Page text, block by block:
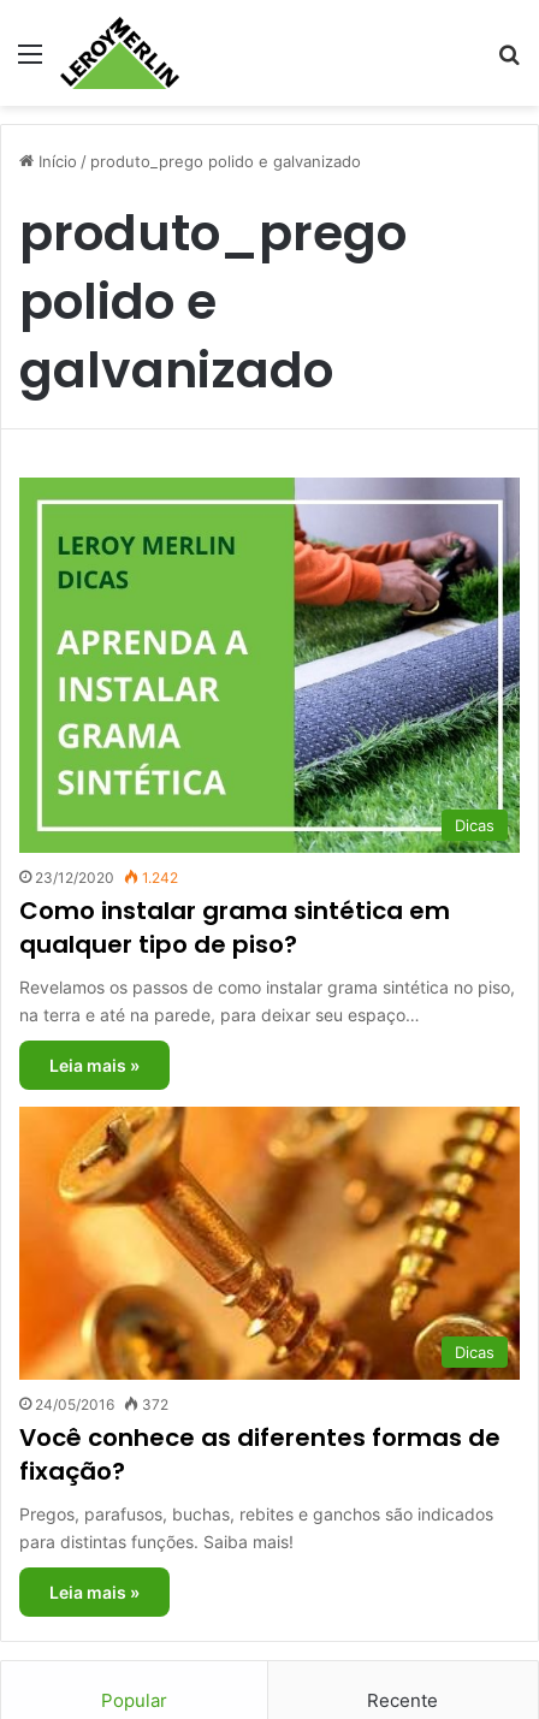
Menu
Início / produto_prego polido e galvanizado
produto_prego
polido e
galvanizado
Dicas
23/12/2020 1.242
Como instalar grama sintética em
qualquer tipo de piso?
Revelamos os passos de como instalar grama sintética no piso,
na terra e até na parede, para deixar seu espaço…
Leia mais »
Dicas
24/05/2016 372
Você conhece as diferentes formas de
fixação?
Pregos, parafusos, buchas, rebites e ganchos são indicados
para distintas funções. Saiba mais!
Leia mais »
Popular Recente